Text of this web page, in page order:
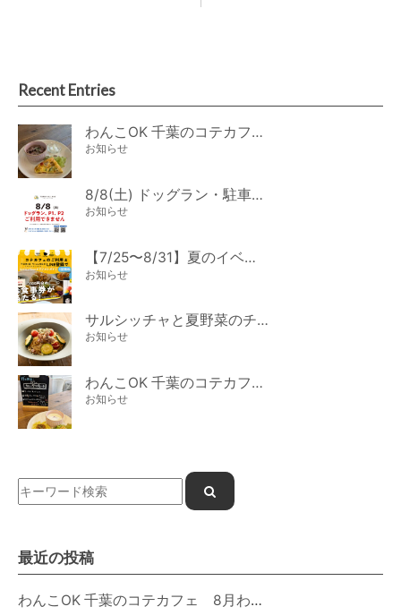
Recent Entries
わんこOK 千葉のコテカフェ 8月わんこの日 オートミールdeローストビーフライス
お知らせ
8/8(土) ドッグラン・駐車場ご利用のお知らせ
お知らせ
【7/25〜8/31】夏のイベント開催
お知らせ
サルシッチャと夏野菜のチーズパスタ期間限定新メニュー登場！
お知らせ
わんこOK 千葉のコテカフェ 7月わんこの日 白身魚とカラフルやさいのオムレツ
お知らせ
最近の投稿
わんこOK 千葉のコテカフェ 8月わんこの日 オートミールdeローストビーフライス